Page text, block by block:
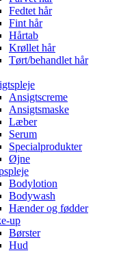
Fedtet hår
Fint hår
Hårtab
Krøllet hår
Tørt/behandlet hår
Ansigtscreme
Ansigtsmaske
Læber
Serum
Specialprodukter
Øjne
Bodylotion
Bodywash
Hænder og fødder
up
Børster
Hud